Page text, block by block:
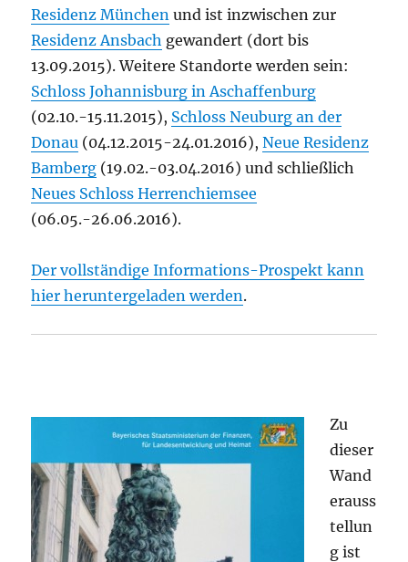
Residenz München und ist inzwischen zur
Residenz Ansbach gewandert (dort bis
13.09.2015). Weitere Standorte werden sein:
Schloss Johannisburg in Aschaffenburg
(02.10.-15.11.2015), Schloss Neuburg an der
Donau (04.12.2015-24.01.2016),Neue Residenz
Bamberg (19.02.-03.04.2016) und schließlich
Neues Schloss Herrenchiemsee
(06.05.-26.06.2016).
Der vollständige Informations-Prospekt kann
hier heruntergeladen werden.
Zu
dieser
Wand
erauss
tellun
g ist